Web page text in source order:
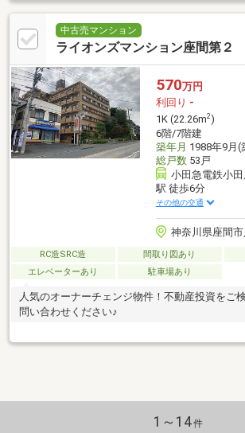
中古売マンション
ライオンズマンション座間第２
570万円
利回り -
1K (22.26m2)
6階/7階建
築年月 1988年9月(
総戸数53戸
小田急電鉄小
駅 徒歩6分
その他の交通
神奈川県座間
RC造SRC造 間取り図あり
エレベーターあり
駐車場あり
人気のオーナーチェンジ物件！不動産投資をご
問い合わせください♪
1～14件